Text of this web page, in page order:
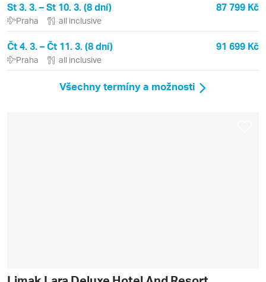
St 3. 3. – St 10. 3. (8 dní) 87 799 Kč
Praha all inclusive
Čt 4. 3. – Čt 11. 3. (8 dní) 91 699 Kč
Praha all inclusive
Všechny termíny a možnosti